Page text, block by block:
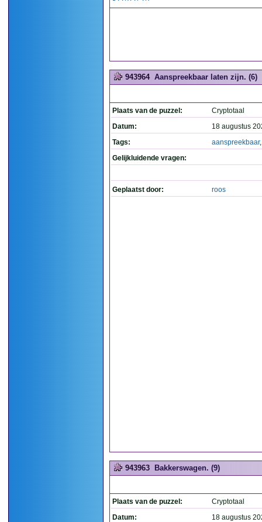
943964 Aanspreekbaar laten zijn. (6)
Plaats van de puzzel:
Cryptotaal
Datum:
18 augustus
Tags:
aanspreekbaar
Gelijkluidende vragen:
Geplaatst door: roos
943963 Bakkerswagen. (9)
Plaats van de puzzel:
Cryptotaal
Datum:
18 augustus